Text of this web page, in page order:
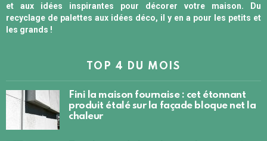
et aux idées inspirantes pour décorer votre maison. Du
recyclage de palettes aux idées déco, il y en a pour les petits et
les grands !
TOP 4 DU MOIS
Fini la maison fournaise : cet étonnant
produit étalé sur la façade bloque net la
chaleur